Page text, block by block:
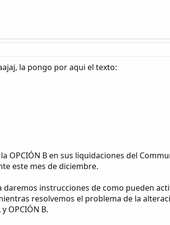
la pongo por aqui el texto:
OPCIÓN B en sus liquidaciones del
este mes de diciembre.
instrucciones de como pueden
resolvemos el problema de la
OPCIÓN B.